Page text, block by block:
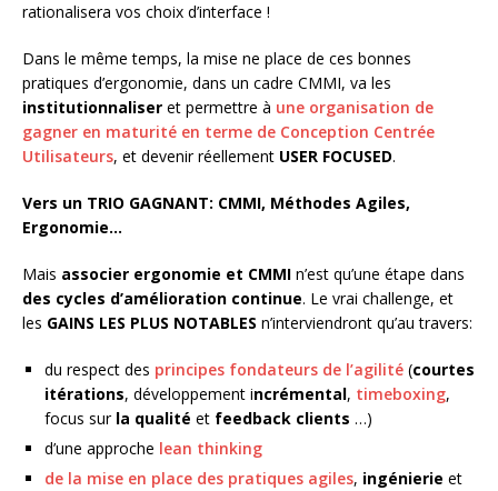
rationalisera vos choix d’interface !
Dans le même temps, la mise ne place de ces bonnes
pratiques d’ergonomie, dans un cadre CMMI, va les
institutionnaliser et permettre à une organisation de
gagner en maturité en terme de Conception Centrée
Utilisateurs, et devenir réellement USER FOCUSED.
Vers un TRIO GAGNANT: CMMI, Méthodes Agiles,
Ergonomie…
Mais associer ergonomie et CMMI n’est qu’une étape dans
des cycles d’amélioration continue. Le vrai challenge, et
les GAINS LES PLUS NOTABLES n’interviendront qu’au travers:
du respect des principes fondateurs de l’agilité (courtes
itérations, développement incrémental, timeboxing,
focus sur la qualité et feedback clients …)
d’une approche lean thinking
de la mise en place des pratiques agiles, ingénierie et